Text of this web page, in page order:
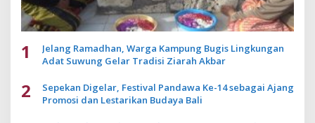
1
Jelang Ramadhan, Warga Kampung Bugis Lingkungan
Adat Suwung Gelar Tradisi Ziarah Akbar
2
Sepekan Digelar, Festival Pandawa Ke-14 sebagai Ajang
Promosi dan Lestarikan Budaya Bali